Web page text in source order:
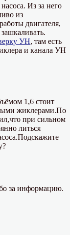
Из за него
из
двигателя,
УН, там есть
и канала УН
1,6 стоит
жиклерами.По
при сильном
литься
за информацию.